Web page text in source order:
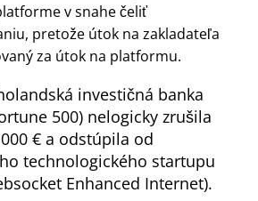
v snahe čeliť
pretože útok na zakladateľa
za útok na platformu.
investičná banka
500) nelogicky zrušila
€ a odstúpila od
technologického startupu
Enhanced Internet).